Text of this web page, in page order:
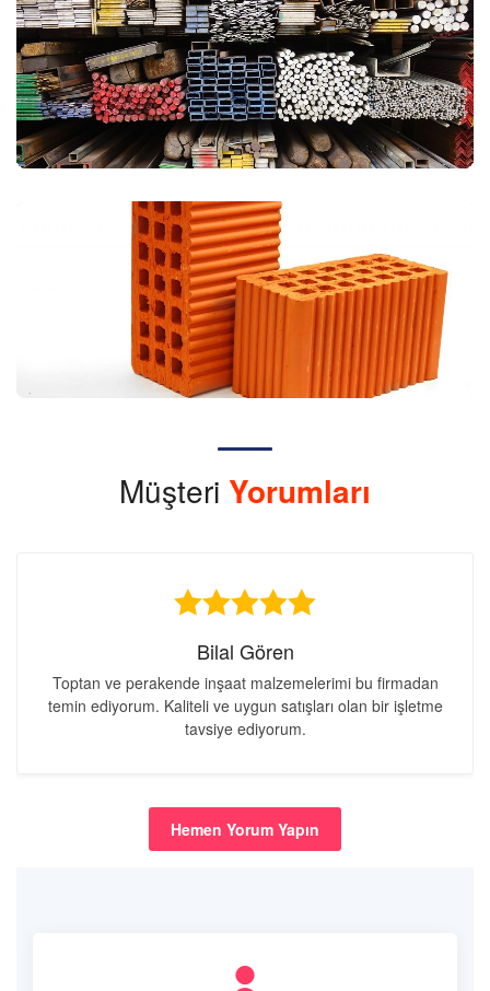
Müşteri Yorumları
Bilal Gören
Toptan ve perakende inşaat malzemelerimi bu firmadan
temin ediyorum. Kaliteli ve uygun satışları olan bir işletme
tavsiye ediyorum.
Hemen Yorum Yapın